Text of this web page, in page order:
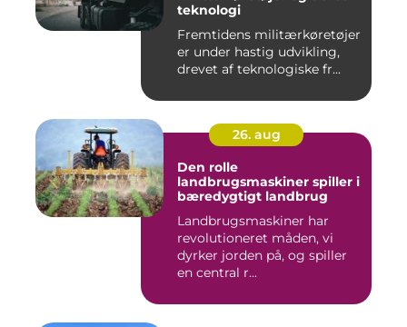
teknologi
Fremtidens militærkøretøjer
er under hastig udvikling,
drevet af teknologiske fr...
26. aug
Den rolle
landbrugsmaskiner spiller i
bæredygtigt landbrug
Landbrugsmaskiner har
revolutioneret måden, vi
dyrker jorden på, og spiller
en central r...